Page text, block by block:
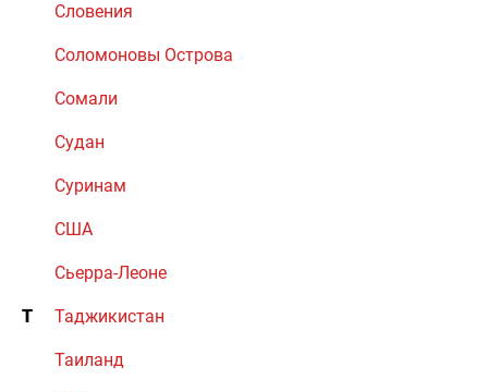
Словения
Соломоновы Острова
Сомали
Судан
Суринам
США
Сьерра-Леоне
Т Таджикистан
Таиланд